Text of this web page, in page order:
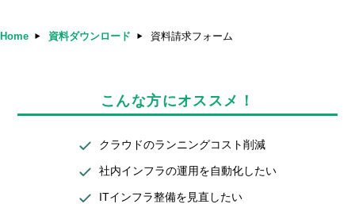
料金 導入事例 資料ダウンロード
Home 資料ダウンロード 資料請求フォーム
こんな方にオススメ！
クラウドのランニングコスト削減
社内インフラの運用を自動化したい
ITインフラ整備を見直したい